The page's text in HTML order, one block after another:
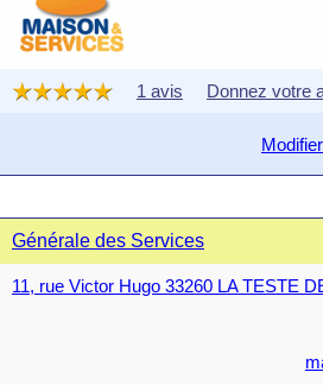
1 avis Donnez votre
Générale des Services
11, rue Victor Hugo 33260 LA TESTE